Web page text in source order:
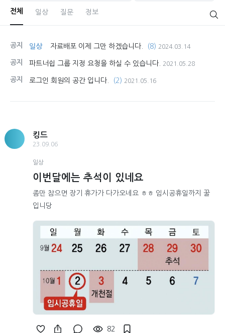
전체 일상 질문 정보
공지 일상 자료배포 이제 그만 하겠습니다. (8) 2024.03.14
공지 파트너쉽 그룹 지정 요청을 하실 수 있습니다. 2021.05.28
공지 로그인 회원의 공간 입니다. (2) 2021.05.16
킹드
23.09.06
일상
이번달에는 추석이 있네요
좀만 참으면 장기 휴가가 다가오네요 ㅎㅎ 임시공휴일까지 꿀
입니당
82